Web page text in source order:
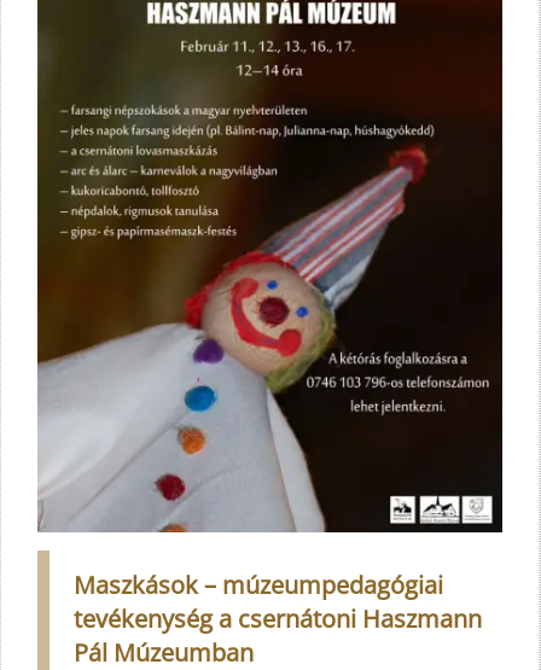
Maszkások – múzeumpedagógiai
tevékenység a csernátoni Haszmann
Pál Múzeumban